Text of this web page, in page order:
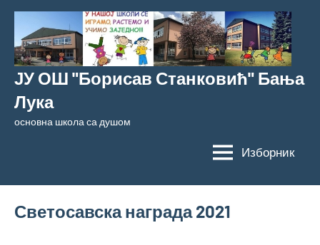
Скочи
садржај
ЈУ ОШ "Борисав Станковић" Бања
Лука
основна школа са душом
Изборник
Светосавска награда 2021